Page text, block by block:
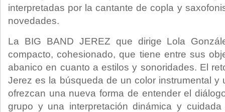
interpretadas por la cantante de copla y
novedades.
La BIG BAND JEREZ que dirige Lola
compacto, cohesionado, que tiene entre sus
abanico en cuanto a estilos y sonoridades. El
Jerez es la búsqueda de un color instrumental y
ofrezcan una nueva forma de entender el
grupo y una interpretación dinámica y